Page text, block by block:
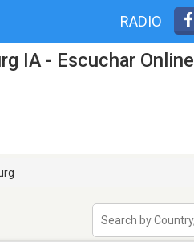
RADIO
IA - Escuchar Online